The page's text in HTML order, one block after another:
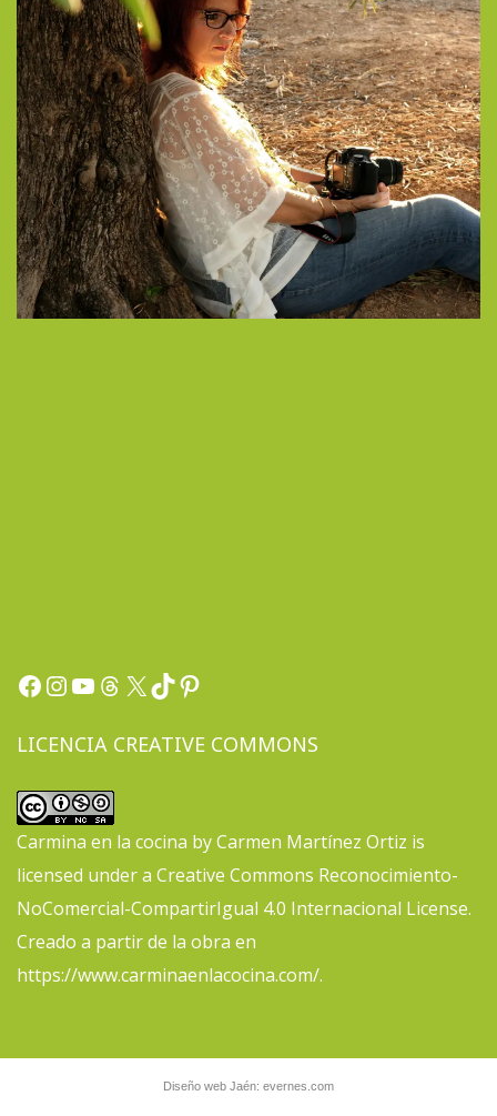
Facebook
Instagram
YouTube
Threads
X TikTok
Pinterest
LICENCIA CREATIVE COMMONS
Carmina en la cocina byCarmen Martínez Ortiz is
licensed under a Creative Commons Reconocimiento-
NoComercial-CompartirIgual 4.0 Internacional License.
Creado a partir de la obra en
https://www.carminaenlacocina.com/.
Diseño web Jaén: evernes.com